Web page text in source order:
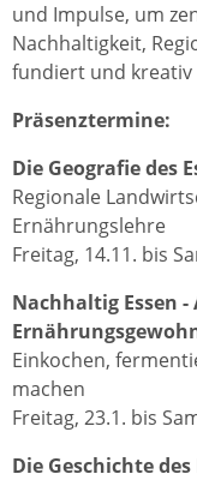
und Impulse, um
Nachhaltigkeit,
fundiert und
Präsenztermine:
Die Geografie des
Regionale
Ernährungslehre
Freitag, 14.11. bis
Nachhaltig Essen
Einkochen,
machen
Freitag, 23.1. bis
Die Geschichte des